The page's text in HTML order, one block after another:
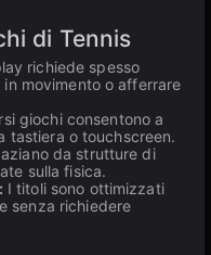
di Tennis
richiede spesso
movimento o afferrare
giochi consentono a
tastiera o touchscreen.
da strutture di
sulla fisica.
I titoli sono ottimizzati
senza richiedere